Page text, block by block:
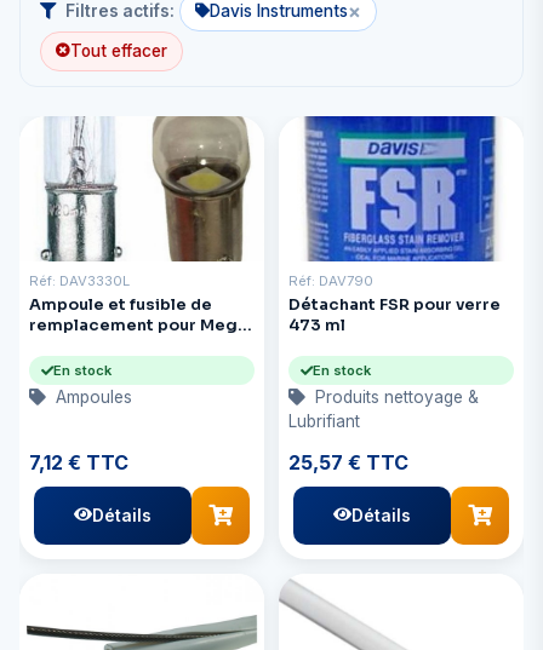
Filtres actifs: Davis Instruments×
Tout effacer
Réf: DAV3330L
Ampoule et fusible de
remplacement pour Mega
En stock
Ampoules
7,12 € TTC
Détails
Réf: DAV790
Détachant FSR pour verre
473 ml
En stock
Produits nettoyage &
Lubrifiant
25,57 € TTC
Détails